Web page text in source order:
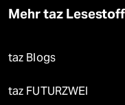
Mehr taz Lesestoff
taz Blogs
taz FUTURZWEI